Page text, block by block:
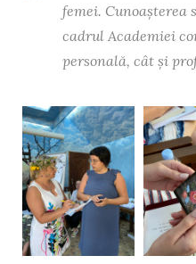
femei. Cunoașterea
cadrul Academiei
personală, cât și